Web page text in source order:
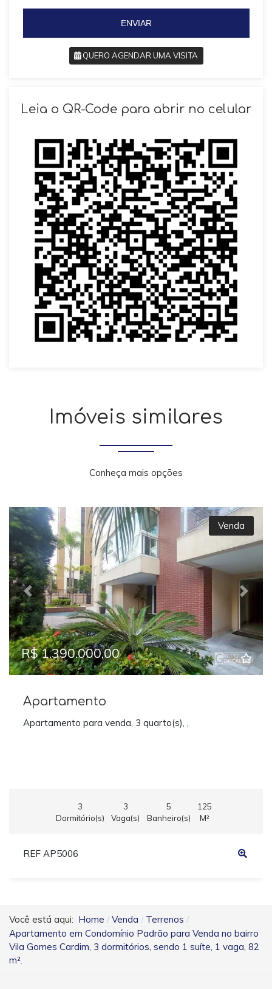
ENVIAR
QUERO AGENDAR UMA VISITA
Leia o QR-Code para abrir no celular
Imóveis similares
Conheça mais opções
Previous Next
Venda
R$ 1.390.000,00
Apartamento
Apartamento para venda, 3 quarto(s), ,
3
Dormitório(s)
3
Vaga(s)
5
Banheiro(s)
125
M²
REF AP5006
Você está aqui: Home Venda
Terrenos
Apartamento em Condomínio Padrão para Venda no bairro
Vila Gomes Cardim, 3 dormitórios, sendo 1 suíte, 1 vaga, 82
m².